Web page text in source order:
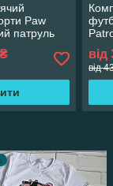
Paw
патруль
від
від